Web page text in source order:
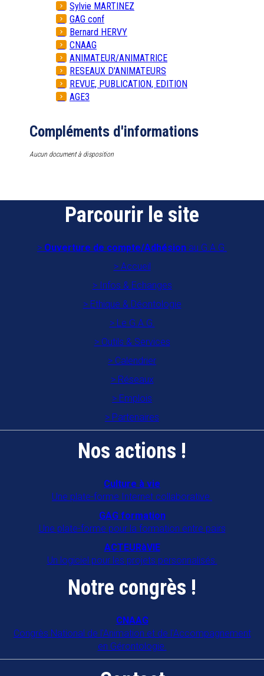
Sylvie MARTINEZ
GAG conf
Bernard HERVY
CNAAG
ANIMATEUR/ANIMATRICE
RESEAUX D'ANIMATEURS
REVUE, PUBLICATION, EDITION
AGE3
Compléments d'informations
Aucun document à disposition
Parcourir le site
Ouverture de compte/Adhésion au G.A.G.
Accueil
Infos & Echanges
Ethique & Déontologie
Le G.A.G.
Outils & Services
Calendrier
Réseaux
Emplois
Partenaires
Nos actions !
Culture à vie
Une plate-forme Internet collaborative.
GAG formation
Une plate-forme pour la formation entre pairs
ACTEURàVIE
Un logiciel pour les projets personnalisés.
Notre congrès !
CNAAG
Congrès National de l'Animation et de l'Accompagnement
en Gérontologie.